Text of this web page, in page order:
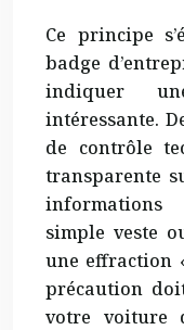
Ce principe
badge
indiquer
intéressante.
de contrôle
transparente
informations
simple veste
une effraction
précaution
votre voiture